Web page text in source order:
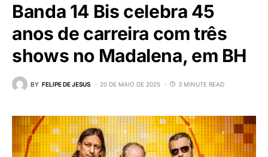
Banda 14 Bis celebra 45
anos de carreira com três
shows no Madalena, em BH
BY FELIPE DE JESUS 20 DE MAIO DE 2025 3 MINUTE READ